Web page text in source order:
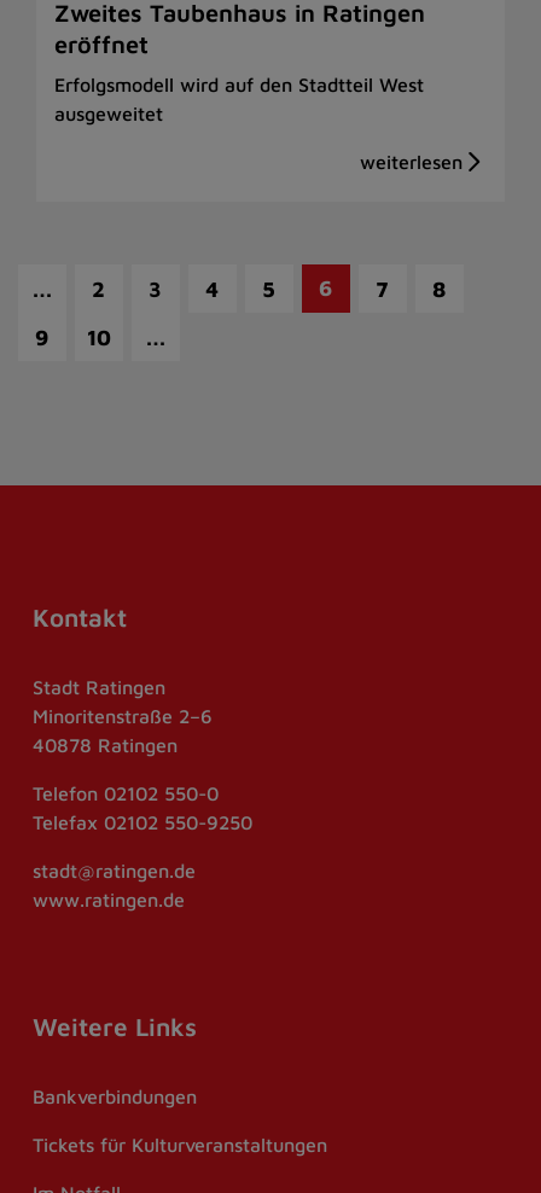
Zweites Taubenhaus in Ratingen
eröffnet
Erfolgsmodell wird auf den Stadtteil West
ausgeweitet
… 2 3 4 5 6 7
8
9
10 …
Kontakt
Stadt Ratingen
Minoritenstraße 2–6
40878 Ratingen
Telefon 02102 550-0
Telefax 02102 550-9250
stadt@ratingen.de
www.ratingen.de
Weitere Links
Bankverbindungen
Tickets für Kulturveranstaltungen